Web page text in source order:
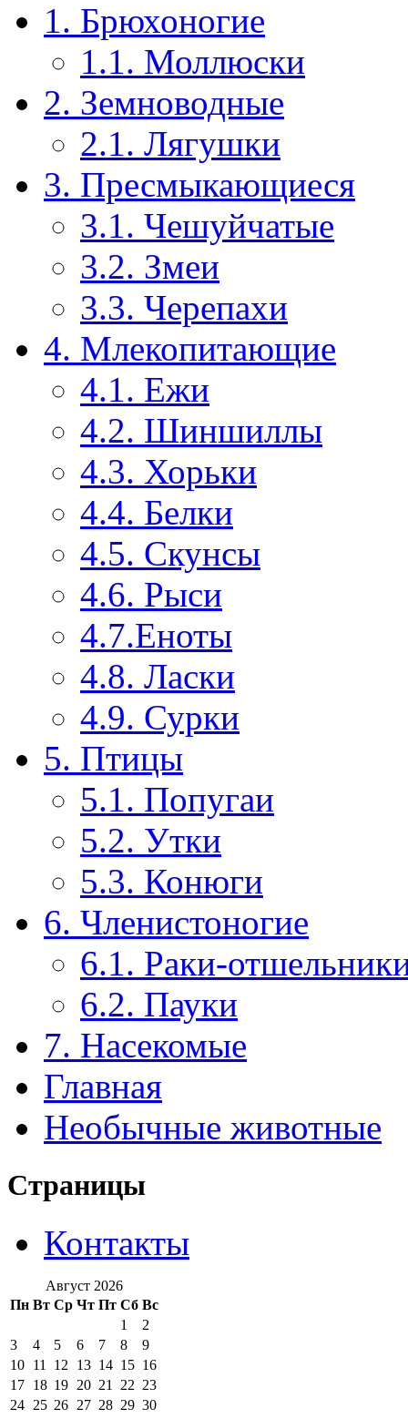
1. Брюхоногие
1.1. Моллюски
2. Земноводные
2.1. Лягушки
3. Пресмыкающиеся
3.1. Чешуйчатые
3.2. Змеи
3.3. Черепахи
4. Млекопитающие
4.1. Ежи
4.2. Шиншиллы
4.3. Хорьки
4.4. Белки
4.5. Скунсы
4.6. Рыси
4.7.Еноты
4.8. Ласки
4.9. Сурки
5. Птицы
5.1. Попугаи
5.2. Утки
5.3. Конюги
6. Членистоногие
6.1. Раки-
6.2. Пауки
7. Насекомые
Главная
Необычные животные
Страницы
Контакты
Август 2026
Пн Вт Ср Чт Пт Сб Вс
1
2
3
4 5 6 7 8
9
10 11 12 13 14 15 16
17 18 19 20 21 22 23
24 25 26 27 28 29 30